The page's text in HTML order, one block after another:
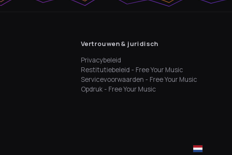
Vertrouwen & juridisch
Privacybeleid
Restitutiebeleid - Free Your Music
Servicevoorwaarden - Free Your Music
Opdruk - Free Your Music